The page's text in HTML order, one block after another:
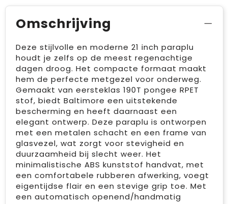
Omschrijving
Deze stijlvolle en moderne 21 inch paraplu
houdt je zelfs op de meest regenachtige
dagen droog. Het compacte formaat maakt
hem de perfecte metgezel voor onderweg.
Gemaakt van eersteklas 190T pongee RPET
stof, biedt Baltimore een uitstekende
bescherming en heeft daarnaast een
elegant ontwerp. Deze paraplu is ontworpen
met een metalen schacht en een frame van
glasvezel, wat zorgt voor stevigheid en
duurzaamheid bij slecht weer. Het
minimalistische ABS kunststof handvat, met
een comfortabele rubberen afwerking, voegt
eigentijdse flair en een stevige grip toe. Met
een automatisch openend/handmatig